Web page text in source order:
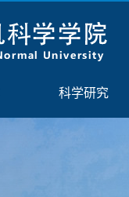
科学研究